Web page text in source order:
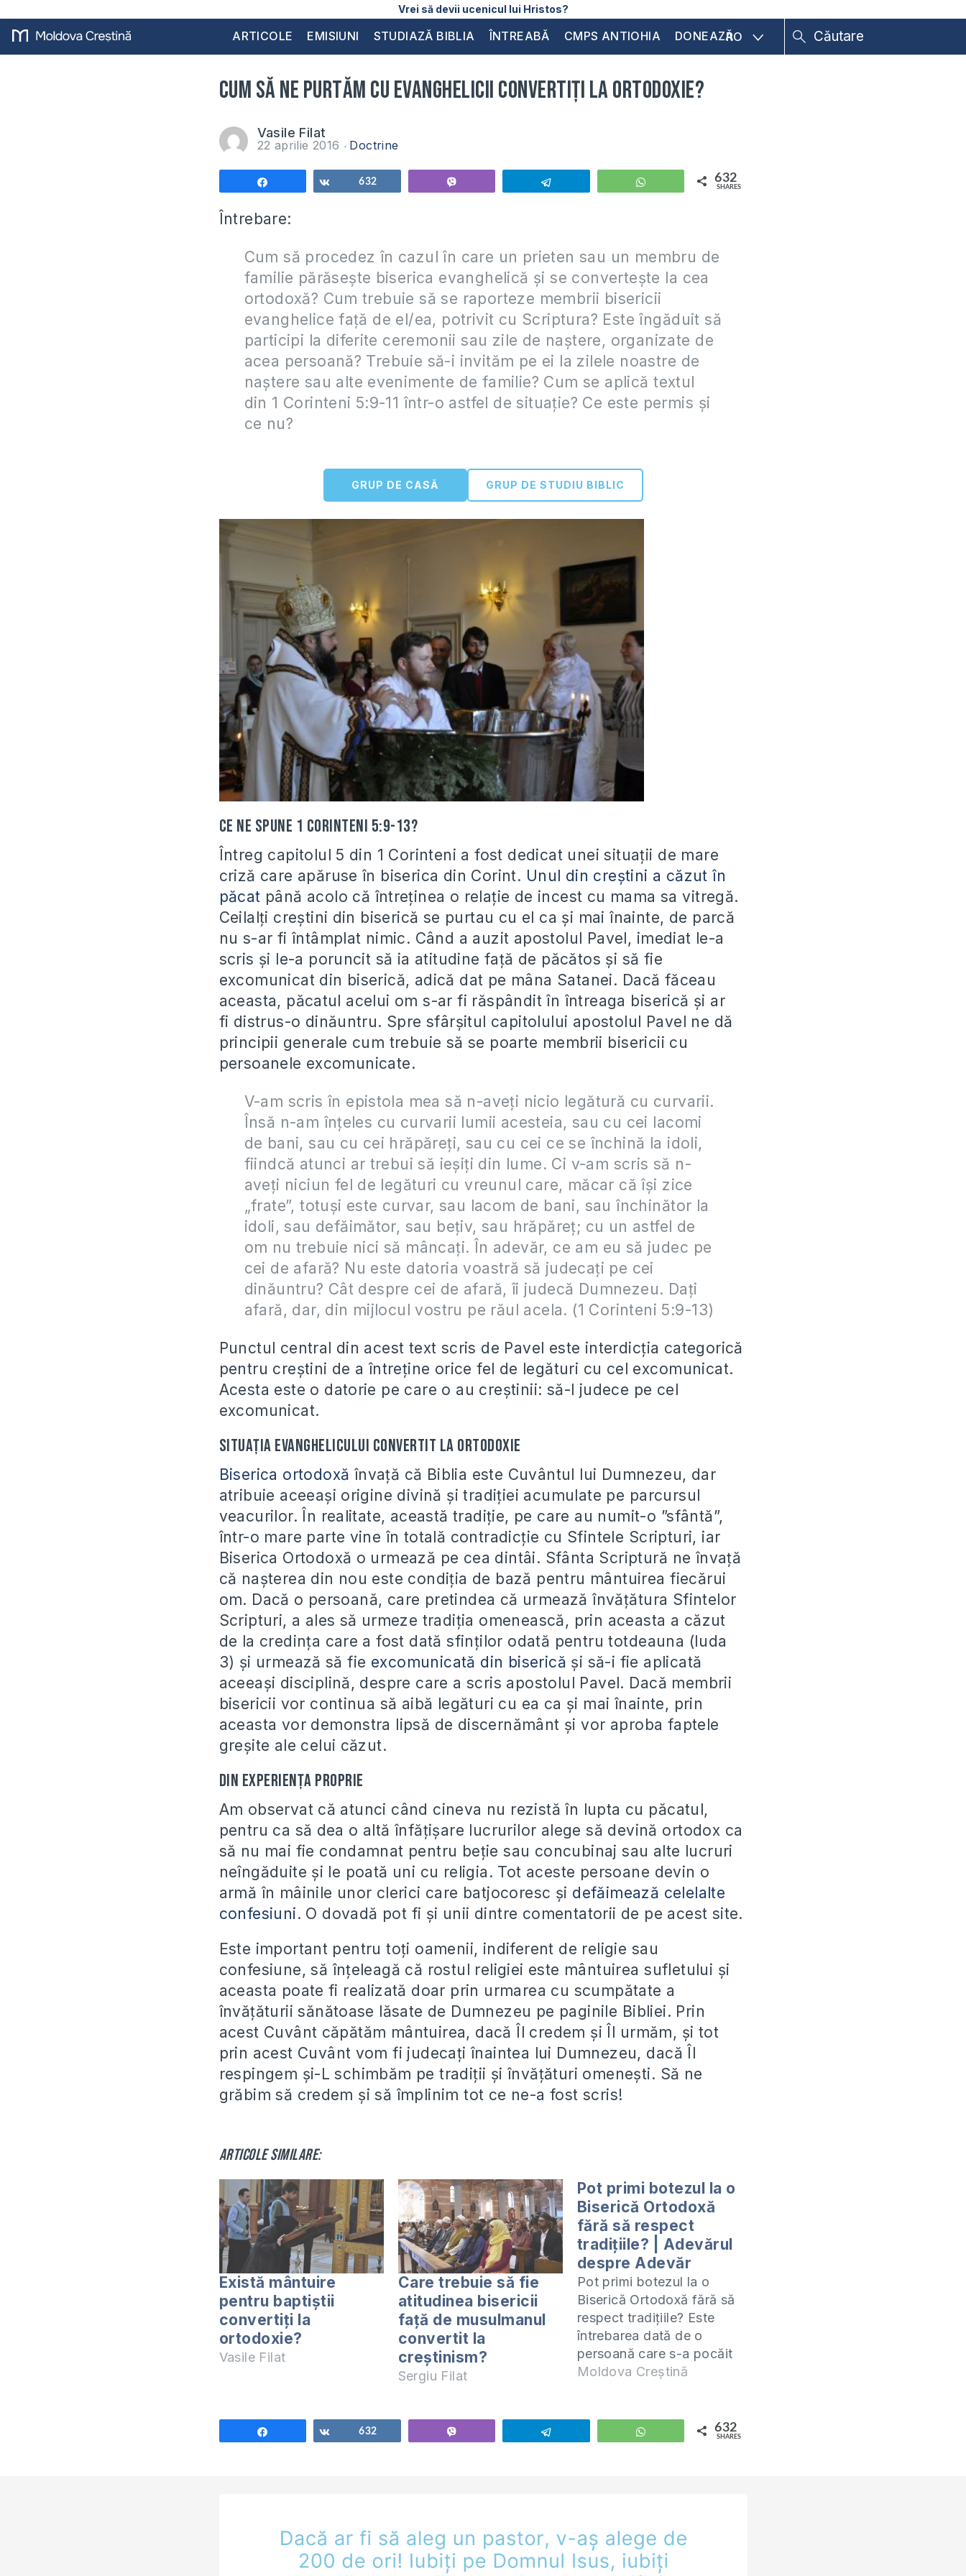
Vrei să devii ucenicul lui Hristos?
ARTICOLE EMISIUNI STUDIAZĂ BIBLIA ÎNTREABĂ CMPS ANTIOHIA DONEAZĂRO
Cum să ne purtăm cu evanghelicii convertiți la ortodoxie?
Vasile Filat
22 aprilie 2016 Doctrine
Share632 WhatsApp 632
SHARES
Întrebare:
Cum să procedez în cazul în care un prieten sau un membru de
familie părăsește biserica evanghelică și se convertește la cea
ortodoxă? Cum trebuie să se raporteze membrii bisericii
evanghelice față de el/ea, potrivit cu Scriptura? Este îngăduit să
participi la diferite ceremonii sau zile de naștere, organizate de
acea persoană? Trebuie să-i invităm pe ei la zilele noastre de
naștere sau alte evenimente de familie? Cum se aplică textul
din 1 Corinteni 5:9-11 într-o astfel de situație? Ce este permis și
ce nu?
GRUP DE CASĂ GRUP DE STUDIU BIBLIC
Ce ne spune 1 Corinteni 5:9-13?
Întreg capitolul 5 din 1 Corinteni a fost dedicat unei situații de mare
criză care apăruse în biserica din Corint. Unul din creștini a căzut în
păcat până acolo că întreținea o relație de incest cu mama sa vitregă.
Ceilalți creștini din biserică se purtau cu el ca și mai înainte, de parcă
nu s-ar fi întâmplat nimic. Când a auzit apostolul Pavel, imediat le-a
scris și le-a poruncit să ia atitudine față de păcătos și să fie
excomunicat din biserică, adică dat pe mâna Satanei. Dacă făceau
aceasta, păcatul acelui om s-ar fi răspândit în întreaga biserică și ar
fi distrus-o dinăuntru. Spre sfârșitul capitolului apostolul Pavel ne dă
principii generale cum trebuie să se poarte membrii bisericii cu
persoanele excomunicate.
V-am scris în epistola mea să n-aveți nicio legătură cu curvarii.
Însă n-am înțeles cu curvarii lumii acesteia, sau cu cei lacomi
de bani, sau cu cei hrăpăreți, sau cu cei ce se închină la idoli,
fiindcă atunci ar trebui să ieșiți din lume. Ci v-am scris să n-
aveți niciun fel de legături cu vreunul care, măcar că își zice
„frate”, totuși este curvar, sau lacom de bani, sau închinător la
idoli, sau defăimător, sau bețiv, sau hrăpăreț; cu un astfel de
om nu trebuie nici să mâncați. În adevăr, ce am eu să judec pe
cei de afară? Nu este datoria voastră să judecați pe cei
dinăuntru? Cât despre cei de afară, îi judecă Dumnezeu. Dați
afară, dar, din mijlocul vostru pe răul acela. (1 Corinteni 5:9-13)
Punctul central din acest text scris de Pavel este interdicția categorică
pentru creștini de a întreține orice fel de legături cu cel excomunicat.
Acesta este o datorie pe care o au creștinii: să-l judece pe cel
excomunicat.
Situația evanghelicului convertit la ortodoxie
Biserica ortodoxă învață că Biblia este Cuvântul lui Dumnezeu, dar
atribuie aceeași origine divină și tradiției acumulate pe parcursul
veacurilor. În realitate, această tradiție, pe care au numit-o ”sfântă”,
într-o mare parte vine în totală contradicție cu Sfintele Scripturi, iar
Biserica Ortodoxă o urmează pe cea dintâi. Sfânta Scriptură ne învață
că nașterea din nou este condiția de bază pentru mântuirea fiecărui
om. Dacă o persoană, care pretindea că urmează învățătura Sfintelor
Scripturi, a ales să urmeze tradiția omenească, prin aceasta a căzut
de la credința care a fost dată sfinților odată pentru totdeauna (Iuda
3) și urmează să fie excomunicată din biserică și să-i fie aplicată
aceeași disciplină, despre care a scris apostolul Pavel. Dacă membrii
bisericii vor continua să aibă legături cu ea ca și mai înainte, prin
aceasta vor demonstra lipsă de discernământ și vor aproba faptele
greșite ale celui căzut.
Din experiența proprie
Am observat că atunci când cineva nu rezistă în lupta cu păcatul,
pentru ca să dea o altă înfățișare lucrurilor alege să devină ortodox ca
să nu mai fie condamnat pentru beție sau concubinaj sau alte lucruri
neîngăduite și le poată uni cu religia. Tot aceste persoane devin o
armă în mâinile unor clerici care batjocoresc și defăimează celelalte
confesiuni. O dovadă pot fi și unii dintre comentatorii de pe acest site.
Este important pentru toți oamenii, indiferent de religie sau
confesiune, să înțeleagă că rostul religiei este mântuirea sufletului și
aceasta poate fi realizată doar prin urmarea cu scumpătate a
învățăturii sănătoase lăsate de Dumnezeu pe paginile Bibliei. Prin
acest Cuvânt căpătăm mântuirea, dacă Îl credem și Îl urmăm, și tot
prin acest Cuvânt vom fi judecați înaintea lui Dumnezeu, dacă Îl
respingem și-L schimbăm pe tradiții și învățături omenești. Să ne
grăbim să credem și să împlinim tot ce ne-a fost scris!
Articole similare:
Există mântuire
pentru baptiștii
convertiți la
ortodoxie?
Vasile Filat
Care trebuie să fie
atitudinea bisericii
față de musulmanul
convertit la
creștinism?
Sergiu Filat
Pot primi botezul la o
Biserică Ortodoxă
fără să respect
tradițiile? | Adevărul
despre Adevăr
Pot primi botezul la o
Biserică Ortodoxă fără să
respect tradițiile? Este
întrebarea dată de o
persoană care s-a pocăit
și acum dorește să
cartea 1 Corinteni. Studiul
acesta îl predau online
Moldova Creștină
Share632 WhatsApp 632
SHARES